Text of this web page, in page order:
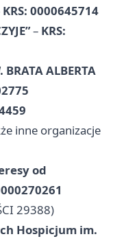
KRS: 0000645714
– KRS:
BRATA ALBERTA
inne organizacje
od
29388)
Hospicjum im.